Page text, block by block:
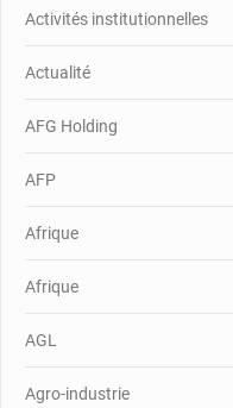
Activités institutionnelles
Actualité
AFG Holding
AFP
Afrique
Afrique
AGL
Agro-industrie